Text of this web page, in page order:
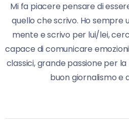
Mi fa piacere pensare di
quello che scrivo. Ho sempre
mente e scrivo per lui/lei,
capace di comunicare
classici, grande passione per
buon giornalismo e